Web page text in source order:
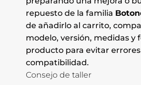
repuesto de la familia
de añadirlo al carrito,
modelo, versión, medidas y
producto para evitar
compatibilidad.
Consejo de taller